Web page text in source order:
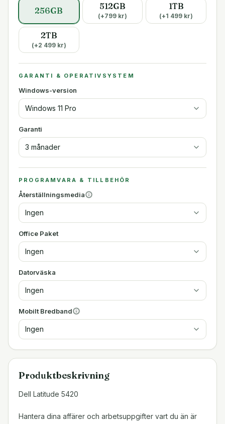
256GB 512GB
(+799kr)
1TB
(+1 499 kr)
2TB
(+2 499kr)
GARANTI & OPERATIVSYSTEM
Windows-version
Windows 11 Pro
Garanti
3 månader
PROGRAMVARA & TILLBEHÖR
Återställningsmedia
Ingen
Office Paket
Ingen
Datorväska
Ingen
Mobilt Bredband
Ingen
Produktbeskrivning
Dell Latitude 5420
Hantera dina affärer och arbetsuppgifter vart du än är